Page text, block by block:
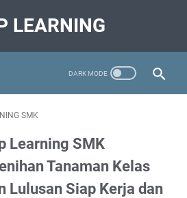
LEARNING
SMK
Learning SMK
Tanaman Kelas
Lulusan Siap Kerja dan